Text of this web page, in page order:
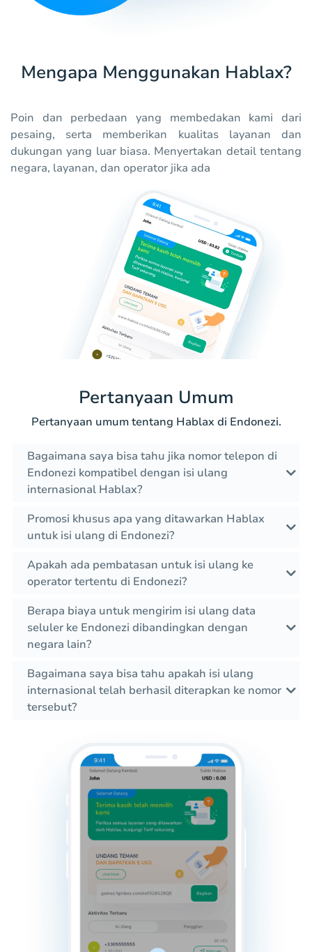
Mengapa Menggunakan Hablax?
Poin dan perbedaan yang membedakan kami dari
pesaing, serta memberikan kualitas layanan dan
dukungan yang luar biasa. Menyertakan detail tentang
negara, layanan, dan operator jika ada
Pertanyaan Umum
Pertanyaan umum tentang Hablax di Endonezi.
Bagaimana saya bisa tahu jika nomor telepon di
Endonezi kompatibel dengan isi ulang
internasional Hablax?
Promosi khusus apa yang ditawarkan Hablax
untuk isi ulang di Endonezi?
Apakah ada pembatasan untuk isi ulang ke
operator tertentu di Endonezi?
Berapa biaya untuk mengirim isi ulang data
seluler ke Endonezi dibandingkan dengan
negara lain?
Bagaimana saya bisa tahu apakah isi ulang
internasional telah berhasil diterapkan ke nomor
tersebut?